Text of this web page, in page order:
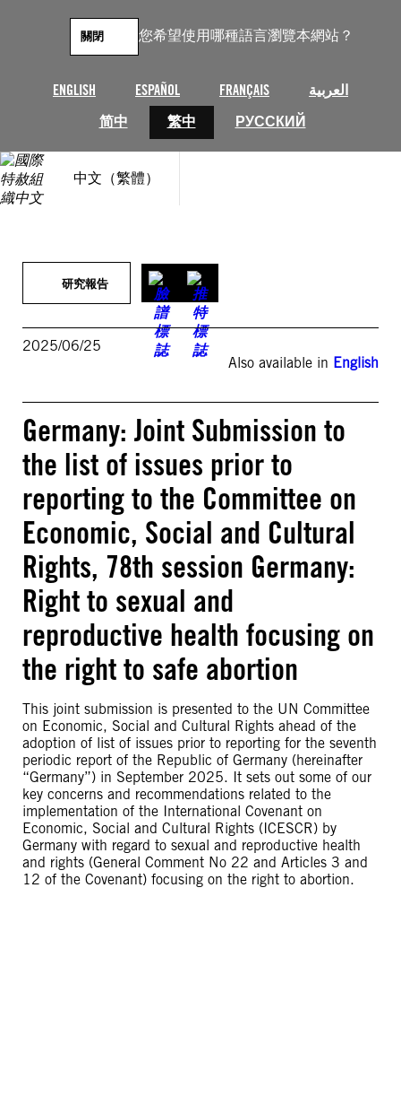
您希望使用哪種語言瀏覽本網站？
ENGLISH ESPAÑOL FRANÇAIS
العربية
简中
繁中 РУССКИЙ
關閉
中文（繁體）
研究報告
2025/06/25
Also available in English
Germany: Joint Submission to
the list of issues prior to
reporting to the Committee on
Economic, Social and Cultural
Rights, 78th session Germany:
Right to sexual and
reproductive health focusing on
the right to safe abortion
This joint submission is presented to the UN Committee
on Economic, Social and Cultural Rights ahead of the
adoption of list of issues prior to reporting for the seventh
periodic report of the Republic of Germany (hereinafter
“Germany”) in September 2025. It sets out some of our
key concerns and recommendations related to the
implementation of the International Covenant on
Economic, Social and Cultural Rights (ICESCR) by
Germany with regard to sexual and reproductive health
and rights (General Comment No 22 and Articles 3 and
12 of the Covenant) focusing on the right to abortion.